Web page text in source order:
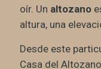
oír. Un altozano
altura, una
Desde este
Casa del